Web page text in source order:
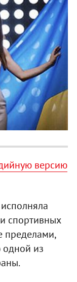
версию
спортивных
пределами,
одной из